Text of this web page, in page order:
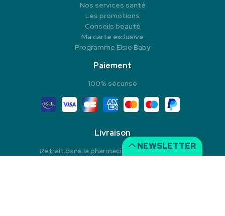
NEWSLETTER
Nos services santé
Les promotions
Conseils beauté
Ma carte exclusive
Programme Elsie Baby
Paiement
100% sécurisé
Livraison
Retrait dans la pharmacie en Click & Collect